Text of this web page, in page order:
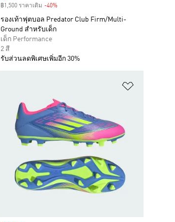
฿1,500 ราคาเดิม -40%Discount
รองเท้าฟุตบอล Predator Club Firm/Multi-
Ground สำหรับเด็ก
เด็ก Performance
2 สี
รับส่วนลดพิเศษเพิ่มอีก 30%